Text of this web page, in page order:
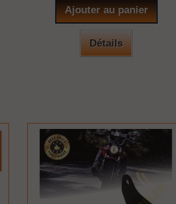
Ajouter au panier
Détails